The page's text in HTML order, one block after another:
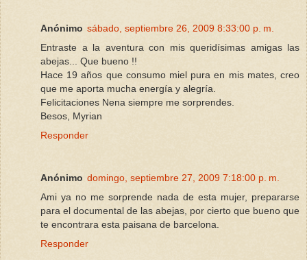
Anónimo sábado, septiembre 26, 2009 8:33:00 p. m.
Entraste a la aventura con mis queridísimas amigas las
abejas... Que bueno !!
Hace 19 años que consumo miel pura en mis mates, creo
que me aporta mucha energía y alegría.
Felicitaciones Nena siempre me sorprendes.
Besos, Myrian
Responder
Anónimo domingo, septiembre 27, 2009 7:18:00 p. m.
Ami ya no me sorprende nada de esta mujer, prepararse
para el documental de las abejas, por cierto que bueno que
te encontrara esta paisana de barcelona.
Responder